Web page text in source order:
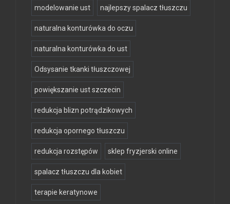
modelowanie ust najlepszy spalacz tłuszczu
naturalna konturówka do oczu
naturalna konturówka do ust
Odsysanie tkanki tłuszczowej
powiększanie ust szczecin
redukcja blizn potrądzikowych
redukcja opornego tłuszczu
redukcja rozstępów sklep fryzjerski online
spalacz tłuszczu dla kobiet
terapie keratynowe